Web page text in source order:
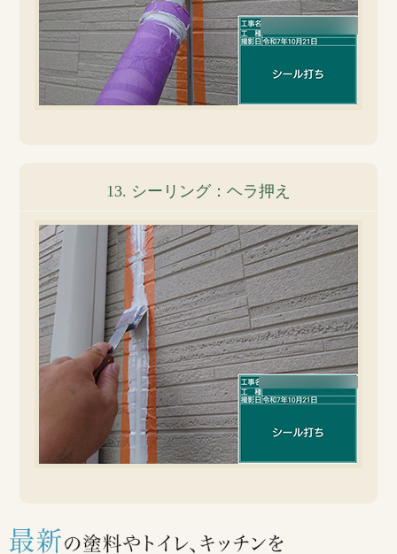
13. シーリング：ヘラ押え